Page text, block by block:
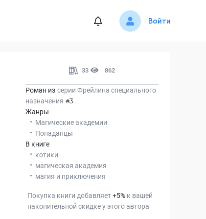
Войти
33 862
Роман из серии Фрейлина специального
назначения #3
Жанры
Магические академии
Попаданцы
В книге
котики
магическая академия
магия и приключения
Покупка книги добавляет+5% к вашей
накопительной скидке у этого автора